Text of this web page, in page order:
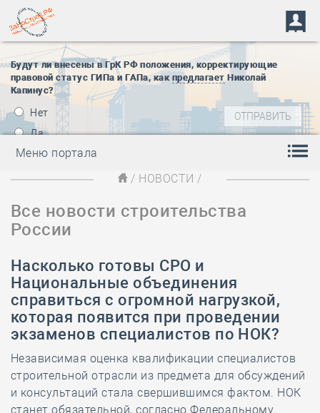
Будут ли внесены в ГрК РФ положения, корректирующие
правовой статус ГИПа и ГАПа, как предлагает Николай
Капинус?
Нет
Да
Меню портала
/ НОВОСТИ /
Все новости строительства
России
Насколько готовы СРО и
Национальные объединения
справиться с огромной нагрузкой,
которая появится при проведении
экзаменов специалистов по НОК?
Независимая оценка квалификации специалистов
строительной отрасли из предмета для обсуждений
и консультаций стала свершившимся фактом. НОК
станет обязательной, согласно Федеральному